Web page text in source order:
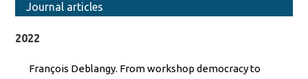
Journal articles
2022
François Deblangy. From workshop democracy to